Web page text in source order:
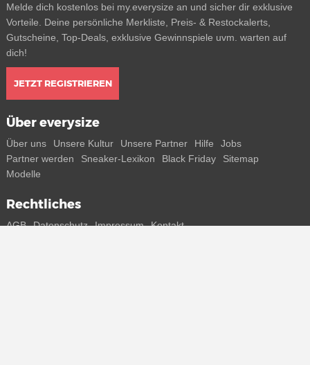
Melde dich kostenlos bei my.everysize an und sicher dir exklusive
Vorteile. Deine persönliche Merkliste, Preis- & Restockalerts,
Gutscheine, Top-Deals, exklusive Gewinnspiele uvm. warten auf
dich!
JETZT REGISTRIEREN
Über everysize
Über uns Unsere Kultur Unsere Partner Hilfe
Jobs
Partner werden
Sneaker-Lexikon Black Friday
Sitemap
Modelle
Rechtliches
AGB Datenschutz Impressum Kontakt